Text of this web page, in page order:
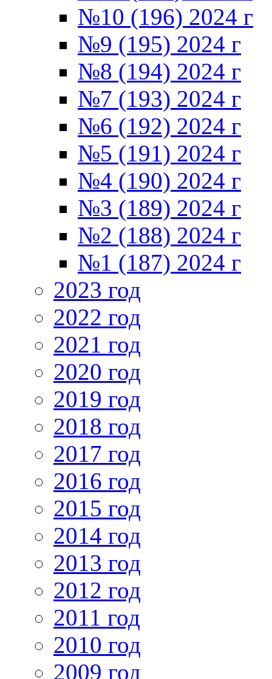
№10 (196) 2024 г
№9 (195) 2024 г
№8 (194) 2024 г
№7 (193) 2024 г
№6 (192) 2024 г
№5 (191) 2024 г
№4 (190) 2024 г
№3 (189) 2024 г
№2 (188) 2024 г
№1 (187) 2024 г
2023 год
2022 год
2021 год
2020 год
2019 год
2018 год
2017 год
2016 год
2015 год
2014 год
2013 год
2012 год
2011 год
2010 год
2009 год